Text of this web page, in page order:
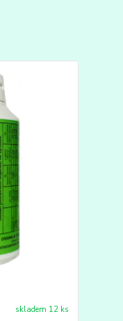
skladem 12 ks